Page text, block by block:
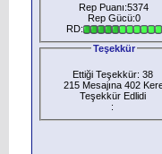
Rep Puanı:5374
Rep Gücü:0
RD:
Teşekkür
Ettiği Teşekkür: 38
215 Mesajına 402
Teşekkür Edlidi
: